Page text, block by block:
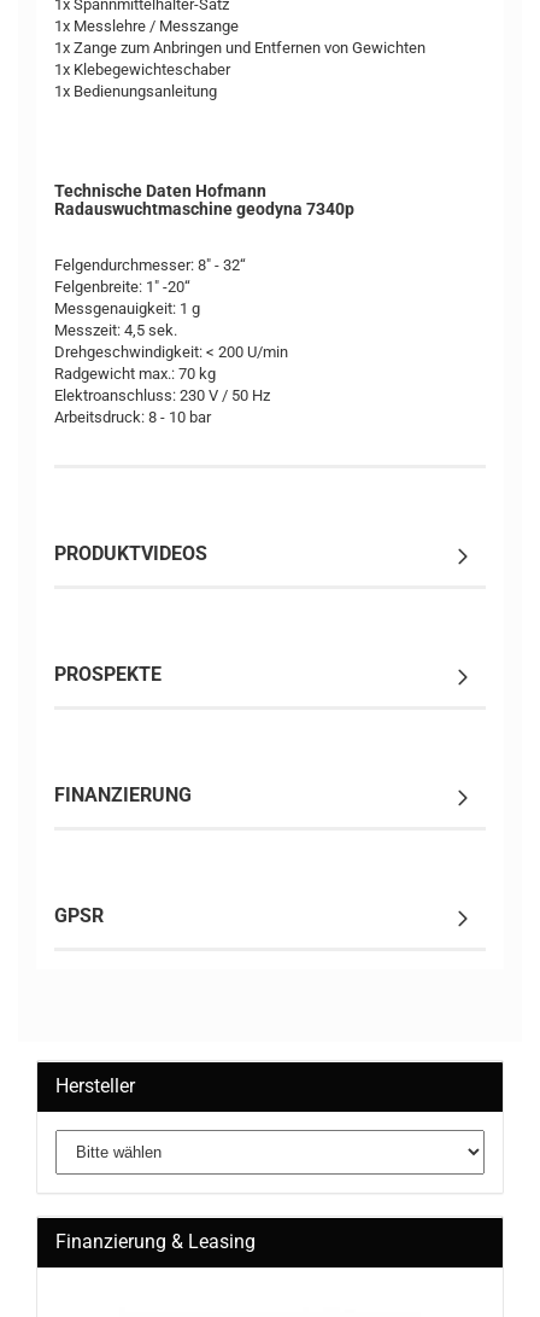
1x Spannmittelhalter-Satz
1x Messlehre / Messzange
1x Zange zum Anbringen und Entfernen von Gewichten
1x Klebegewichteschaber
1x Bedienungsanleitung
Technische Daten Hofmann
Radauswuchtmaschine geodyna 7340p
Felgendurchmesser: 8" - 32“
Felgenbreite: 1" -20“
Messgenauigkeit: 1 g
Messzeit: 4,5 sek.
Drehgeschwindigkeit: < 200 U/min
Radgewicht max.: 70 kg
Elektroanschluss: 230 V / 50 Hz
Arbeitsdruck: 8 - 10 bar
PRODUKTVIDEOS
PROSPEKTE
FINANZIERUNG
GPSR
Hersteller
Finanzierung & Leasing